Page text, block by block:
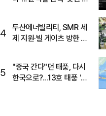
4
두산에너빌리티, SMR 세
제 지원·빌 게이츠 방한 기
5
"중국 간다"던 태풍, 다시
한국으로?...13호 태풍 '돌